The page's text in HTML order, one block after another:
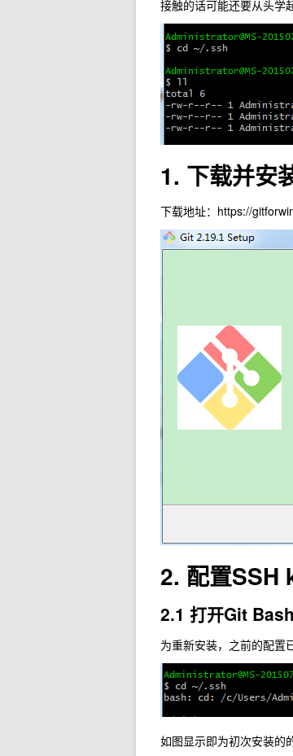
接触的话可能还要从头学
1. 下载并安
下载地址：https://
2. 配置SSH
2.1 打开Git
为重新安装，之前的配置
如图显示即为初次安装的